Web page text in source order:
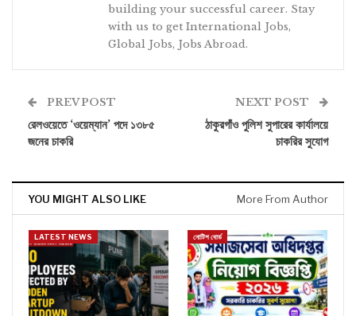
building your successful career. Stay
with us to get International Jobs,
Global Jobs, Jobs Abroad.
PREV POST
রেলওয়েতে ‘ওয়েম্যান’ পদে ১৩৮৫
জনের চাকরি
NEXT POST
ঠাকুরগাঁও পুলিশ সুপারের কার্যালয়ে
চাকরির সুযোগ
YOU MIGHT ALSO LIKE More From Author
LATEST NEWS নোটিশ বোর্ড